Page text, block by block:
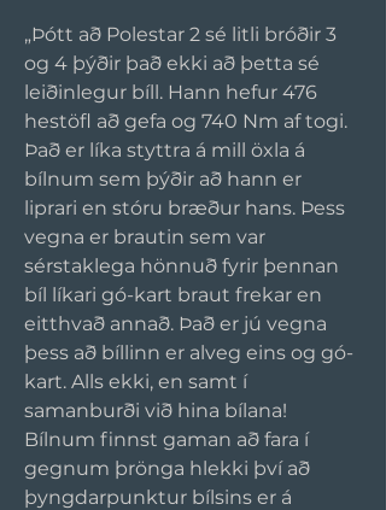
„Þótt að Polestar 2 sé litli bróðir 3
og 4 þýðir það ekki að þetta sé
leiðinlegur bíll. Hann hefur 476
hestöfl að gefa og 740 Nm af togi.
Það er líka styttra á mill öxla á
bílnum sem þýðir að hann er
liprari en stóru bræður hans. Þess
vegna er brautin sem var
sérstaklega hönnuð fyrir þennan
bíl líkari gó-kart braut frekar en
eitthvað annað. Það er jú vegna
þess að bíllinn er alveg eins og gó-
kart. Alls ekki, en samt í
samanburði við hina bílana!
Bílnum finnst gaman að fara í
gegnum þrönga hlekki því að
þyngdarpunktur bílsins er á